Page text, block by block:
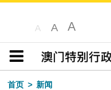
A A A
目录
首页
新闻